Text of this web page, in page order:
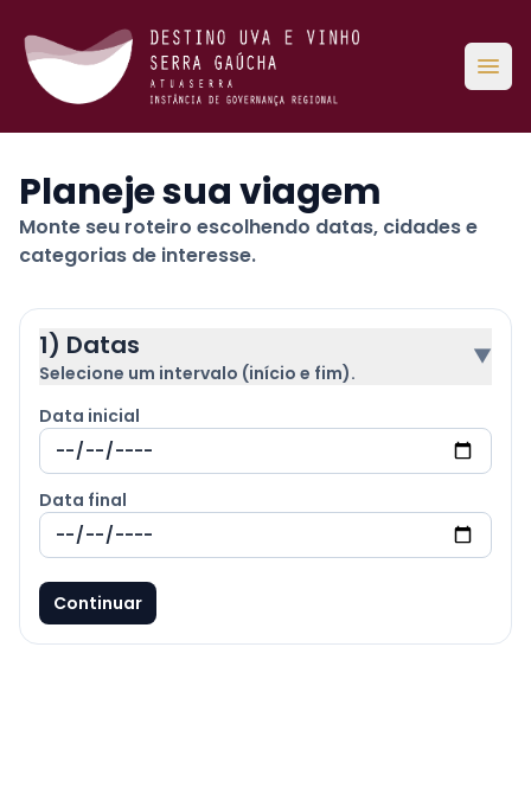
Planeje sua viagem
Monte seu roteiro escolhendo datas, cidades e
categorias de interesse.
1) Datas
Selecione um intervalo (início e fim).
▼
Data inicial
Data final
Continuar